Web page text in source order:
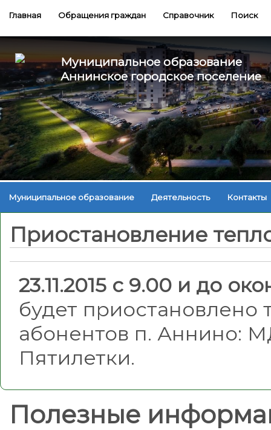
Главная Обращения граждан Справочник Поиск
Муниципальное образование
Аннинское городское поселение
Муниципальное образование Деятельность Контакты
Приостановление
23.11.2015 с 9.00 и до
будет
абонентов п. Аннино:
Пятилетки.
Полезные